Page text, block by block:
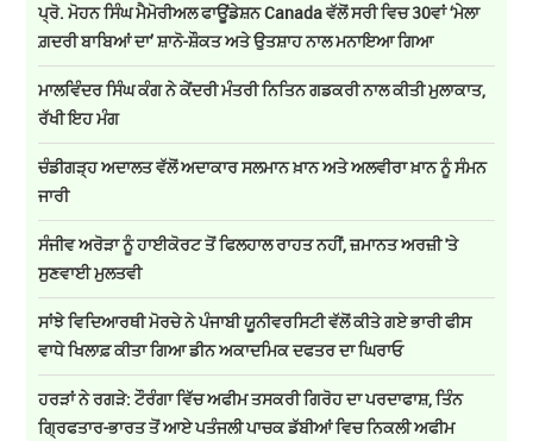
ਪ੍ਰੋ. ਮੋਹਨ ਸਿੰਘ ਮੈਮੋਰੀਅਲ ਫਾਊਂਡੇਸ਼ਨ Canada ਵੱਲੋਂ ਸਰੀ ਵਿਚ 30ਵਾਂ ‘ਮੇਲਾ
ਗ਼ਦਰੀ ਬਾਬਿਆਂ ਦਾ’ ਸ਼ਾਨੋ-ਸ਼ੌਕਤ ਅਤੇ ਉਤਸ਼ਾਹ ਨਾਲ ਮਨਾਇਆ ਗਿਆ
ਮਾਲਵਿੰਦਰ ਸਿੰਘ ਕੰਗ ਨੇ ਕੇਂਦਰੀ ਮੰਤਰੀ ਨਿਤਿਨ ਗਡਕਰੀ ਨਾਲ ਕੀਤੀ ਮੁਲਾਕਾਤ,
ਰੱਖੀ ਇਹ ਮੰਗ
ਚੰਡੀਗੜ੍ਹ ਅਦਾਲਤ ਵੱਲੋਂ ਅਦਾਕਾਰ ਸਲਮਾਨ ਖ਼ਾਨ ਅਤੇ ਅਲਵੀਰਾ ਖ਼ਾਨ ਨੂੰ ਸੰਮਨ
ਜਾਰੀ
ਸੰਜੀਵ ਅਰੋੜਾ ਨੂੰ ਹਾਈਕੋਰਟ ਤੋਂ ਫਿਲਹਾਲ ਰਾਹਤ ਨਹੀਂ, ਜ਼ਮਾਨਤ ਅਰਜ਼ੀ 'ਤੇ
ਸੁਣਵਾਈ ਮੁਲਤਵੀ
ਸਾਂਝੇ ਵਿਦਿਆਰਥੀ ਮੋਰਚੇ ਨੇ ਪੰਜਾਬੀ ਯੂਨੀਵਰਸਿਟੀ ਵੱਲੋਂ ਕੀਤੇ ਗਏ ਭਾਰੀ ਫੀਸ
ਵਾਧੇ ਖਿਲਾਫ਼ ਕੀਤਾ ਗਿਆ ਡੀਨ ਅਕਾਦਮਿਕ ਦਫਤਰ ਦਾ ਘਿਰਾਓ
ਹਰੜਾਂ ਨੇ ਰਗੜੇ: ਟੌਰੰਗਾ ਵਿੱਚ ਅਫੀਮ ਤਸਕਰੀ ਗਿਰੋਹ ਦਾ ਪਰਦਾਫਾਸ਼, ਤਿੰਨ
ਗ੍ਰਿਫਤਾਰ-ਭਾਰਤ ਤੋਂ ਆਏ ਪਤੰਜਲੀ ਪਾਚਕ ਡੱਬੀਆਂ ਵਿਚ ਨਿਕਲੀ ਅਫੀਮ